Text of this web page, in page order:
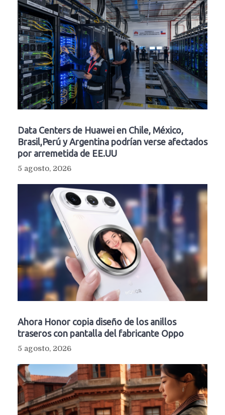
Data Centers de Huawei en Chile, México,
Brasil,Perú y Argentina podrían verse afectados
por arremetida de EE.UU
5 agosto, 2026
Ahora Honor copia diseño de los anillos
traseros con pantalla del fabricante Oppo
5 agosto, 2026